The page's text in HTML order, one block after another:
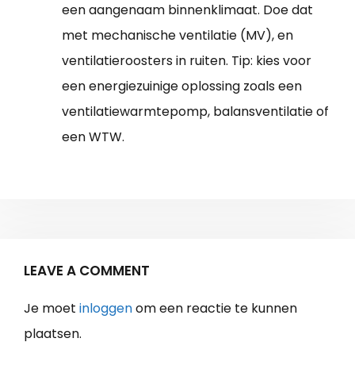
een aangenaam binnenklimaat. Doe dat
met mechanische ventilatie (MV), en
ventilatieroosters in ruiten. Tip: kies voor
een energiezuinige oplossing zoals een
ventilatiewarmtepomp, balansventilatie of
een WTW.
LEAVE A COMMENT
Je moet inloggenom een reactie te kunnen
plaatsen.